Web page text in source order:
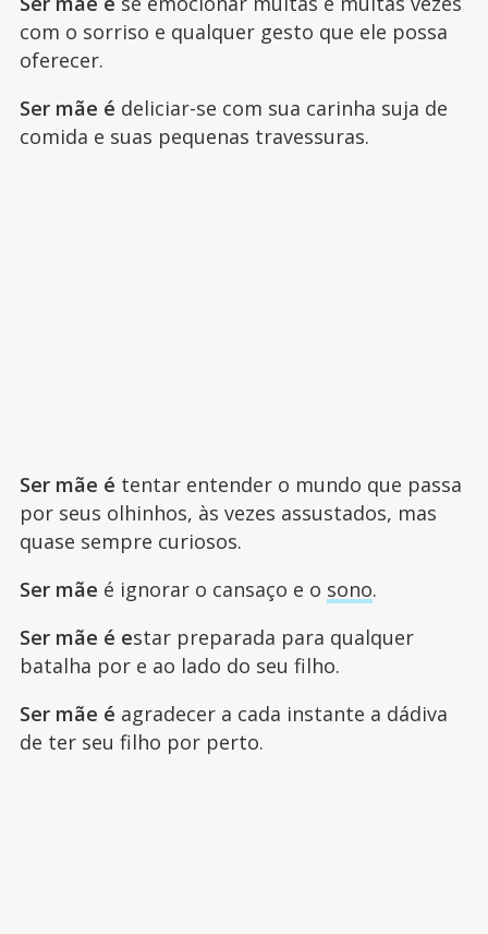
com o sorriso e qualquer gesto que ele possa
oferecer.
Ser mãe é deliciar-se com sua carinha suja de
comida e suas pequenas travessuras.
Ser mãe é tentar entender o mundo que passa
por seus olhinhos, às vezes assustados, mas
quase sempre curiosos.
Ser mãe é ignorar o cansaço e o sono.
Ser mãe é estar preparada para qualquer
batalha por e ao lado do seu filho.
Ser mãe é agradecer a cada instante a dádiva
de ter seu filho por perto.